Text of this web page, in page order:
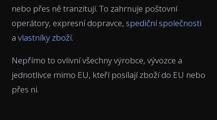
nebo přes ně tranzitují. To zahrnuje poštovní
operátory, expresní dopravce, spediční společnosti
a vlastníky zboží.
Nepřímo to ovlivní všechny výrobce, vývozce a
jednotlivce mimo EU, kteří posílají zboží do EU nebo
přes ni.